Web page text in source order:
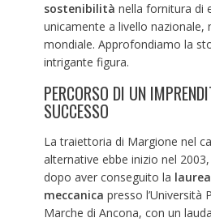
sostenibilità nella fornitura di
unicamente a livello nazionale,
mondiale. Approfondiamo la
intrigante figura.
PERCORSO DI UN
SUCCESSO
La traiettoria di Margione nel
alternative ebbe inizio nel
dopo aver conseguito la
meccanica presso l’Università
Marche di Ancona, con un